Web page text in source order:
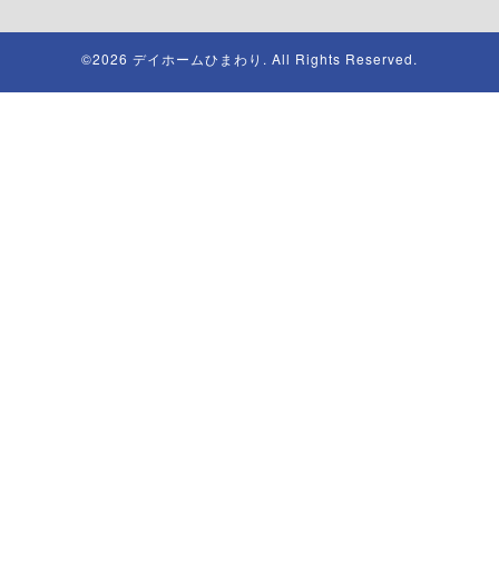
©2026 デイホームひまわり . All Rights Reserved.